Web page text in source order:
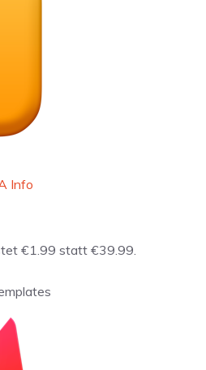
Info
€1.99 statt €39.99.